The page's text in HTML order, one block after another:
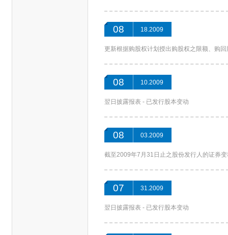
08 18.2009
更新根据购股权计划授出购股权之限额、购
08 10.2009
翌日披露报表 - 已发行股本变动
08 03.2009
截至2009年7月31日止之股份发行人的证券
07 31.2009
翌日披露报表 - 已发行股本变动